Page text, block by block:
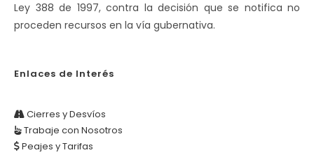
Ley 388 de 1997, contra la decisión que se notifica no
proceden recursos en la vía gubernativa.
Enlaces de Interés
Cierres y Desvíos
Trabaje con Nosotros
Peajes y Tarifas